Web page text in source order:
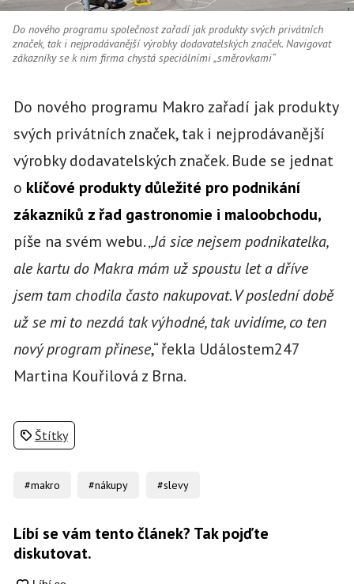
Do nového programu společnost zařadí jak produkty svých privátních
značek, tak i nejprodávanější výrobky dodavatelských značek. Navigovat
zákazníky se k nim firma chystá speciálními „směrovkami“
Do nového programu Makro zařadí jak produkty
svých privátních značek, tak i nejprodávanější
výrobky dodavatelských značek. Bude se jednat
o klíčové produkty důležité pro podnikání
zákazníků z řad gastronomie i maloobchodu,
píše na svém webu. „Já sice nejsem podnikatelka,
ale kartu do Makra mám už spoustu let a dříve
jsem tam chodila často nakupovat. V poslední době
už se mi to nezdá tak výhodné, tak uvidíme, co ten
nový program přinese,“ řekla Událostem247
Martina Kouřilová z Brna.
Štítky
#makro #nákupy #slevy
Líbí se vám tento článek? Tak pojďte
diskutovat.